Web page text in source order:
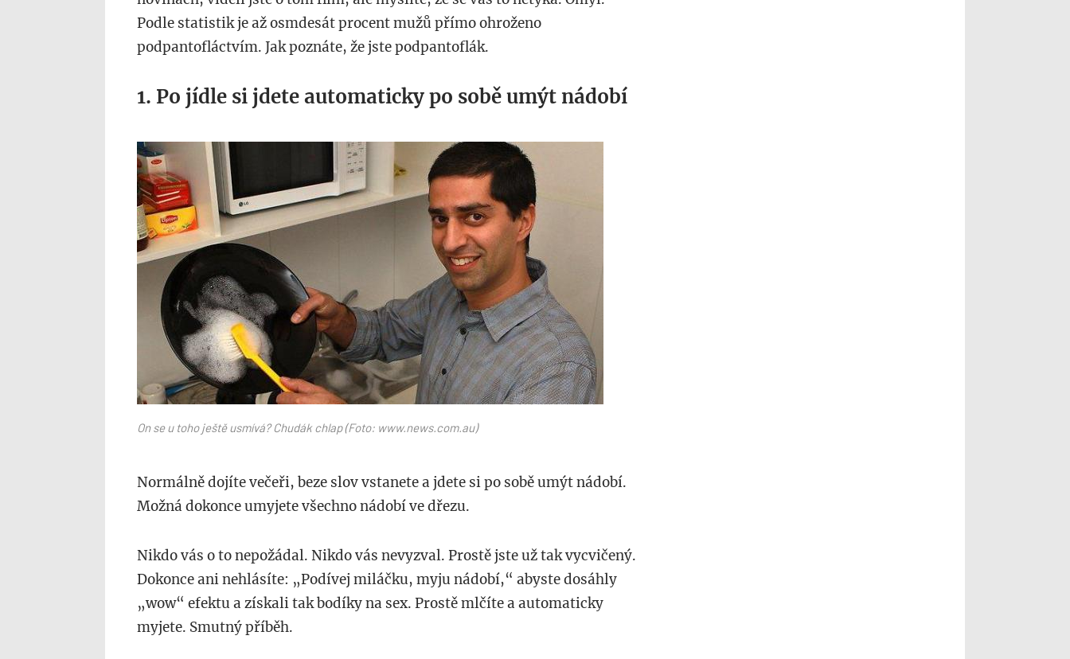
Podle statistik je až osmdesát procent mužů přímo ohroženo
podpantofláctvím. Jak poznáte, že jste podpantoflák.
1. Po jídle si jdete automaticky po sobě umýt nádobí
www.news_.com_.au_.jpg
On se u toho ještě usmívá? Chudák chlap (Foto: www.news.com.au)
Normálně dojíte večeři, beze slov vstanete a jdete si po sobě umýt nádobí.
Možná dokonce umyjete všechno nádobí ve dřezu.
Nikdo vás o to nepožádal. Nikdo vás nevyzval. Prostě jste už tak vycvičený.
Dokonce ani nehlásíte: „Podívej miláčku, myju nádobí,“ abyste dosáhly
„wow“ efektu a získali tak bodíky na sex. Prostě mlčíte a automaticky
myjete. Smutný příběh.